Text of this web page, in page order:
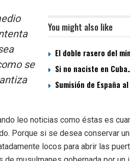
You might also like
El doble rasero del
Si no naciste en
Sumisión de España
se
leo noticias como éstas es
Porque si se desea conservar
locos para abrir las